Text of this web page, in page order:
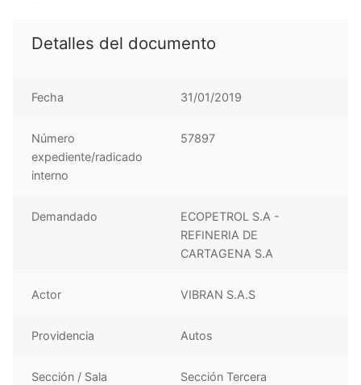
Detalles del documento
Fecha 31/01/2019
Número
expediente/radicado
interno
57897
Demandado
ECOPETROL S.A -
REFINERIA DE
CARTAGENA S.A
Actor VIBRAN S.A.S
Providencia Autos
Sección / Sala Sección Tercera